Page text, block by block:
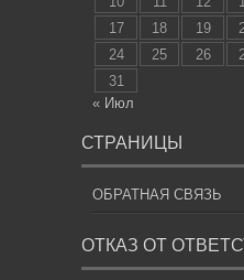
17
18 19
24
25 26
31
« Июл
СТРАНИЦЫ
ОБРАТНАЯ СВЯЗЬ
ОТКАЗ ОТ